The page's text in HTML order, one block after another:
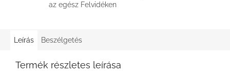
az egész Felvidéken
Leírás Beszélgetés
Termék részletes leírása